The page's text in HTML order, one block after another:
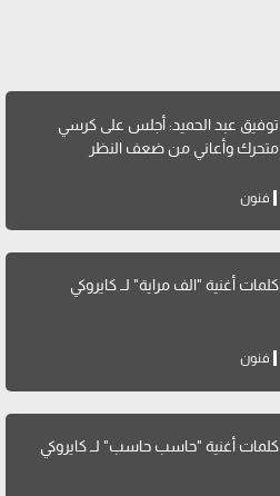
توفيق عبد الحميد: أجلس على كرسي
متحرك وأعاني من ضعف النظر
فنون
كلمات أغنية "الف مراية" لــ كايروكي
فنون
كلمات أغنية "حاسب حاسب" لــ كايروكي